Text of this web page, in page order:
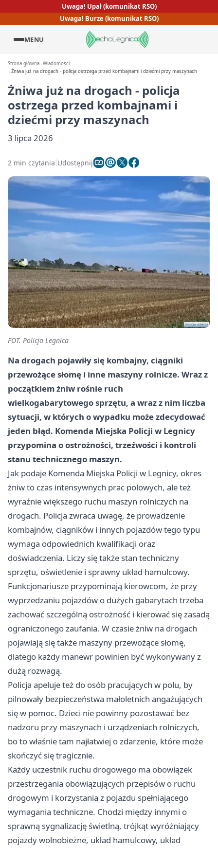
Uwaga! Upał (komunikat RSO)
Uwaga! Burze (komunikat RSO)
MENU
Strona główna Wiadomości
Żniwa już na drogach - policja ostrzega przed kombajnami i dziećmi przy maszynach
Żniwa już na drogach - policja
ostrzega przed kombajnami i
dziećmi przy maszynach
3 lipca 2026
2 min czytania Udostępnij
FOT. Policja Legnica
Na drogach pojawiły się kombajny, ciągniki
przewożące słomę i inne maszyny rolnicze. Wraz z
początkiem żniw rośnie ruch
wielkogabarytowego sprzętu, a wraz z nim liczba
sytuacji, w których o wypadku może zdecydować
jeden błąd. Komenda Miejska Policji w Legnicy
przypomina o ostrożności, trzeźwości i kontroli
stanu technicznego maszyn.
Jak podaje Komenda Miejska Policji w Legnicy, okres
żniw to czas intensywnych prac polowych, ale też
wyraźnie większego ruchu maszyn rolniczych na
drogach. Policja zwraca uwagę, że prowadzenie
kombajnów, ciągników i innych pojazdów tego typu
wymaga odpowiednich kwalifikacji oraz
doświadczenia. Liczy się także stan techniczny
sprzętu, oświetlenie i sprawny układ hamulcowy.
Funkcjonariusze przypominają kierowcom, że przy
wyprzedzaniu pojazdów o dużych gabarytach trzeba
zachować szczególną ostrożność i kierować się zasadą
ograniczonego zaufania. W czasie żniw na drogach
pojawiają się także maszyny przewożące słomę,
dlatego każdy manewr powinien być wykonywany z
dużą rozwagą.
Policja apeluje też do osób pracujących w polu, by
pilnowały bezpieczeństwa małoletnich angażujących
się w pomoc. Dzieci nie powinny pozostawać bez
nadzoru przy maszynach i urządzeniach rolniczych,
bo to właśnie tam najłatwiej o zdarzenie, które może
skończyć się tragicznie.
Każdy uczestnik ruchu drogowego ma obowiązek
przestrzegania obowiązujących przepisów o ruchu
drogowym i korzystania z pojazdu spełniającego
wymagania techniczne. Chodzi między innymi o
sprawną sygnalizację świetlną, trójkąt wyróżniający
pojazdy wolnobieżne, układ hamulcowy, układ